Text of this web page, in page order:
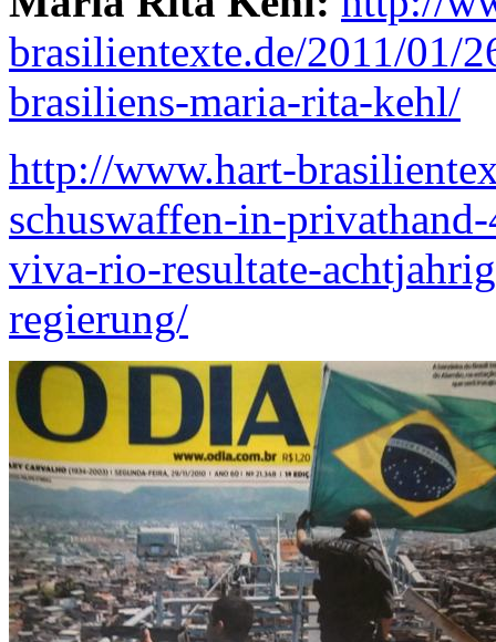
brasilientexte.de/2011/01/
brasiliens-maria-rita-kehl/
http://www.hart-
schuswaffen-in-
viva-rio-resultate-
regierung/